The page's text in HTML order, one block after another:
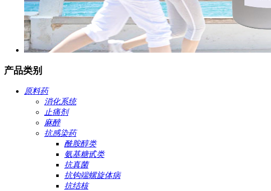
产品类别
原料药
消化系统
止痛剂
麻醉
抗感染药
酰胺醇类
氨基糖甙类
抗真菌
抗钩端螺旋体病
抗结核